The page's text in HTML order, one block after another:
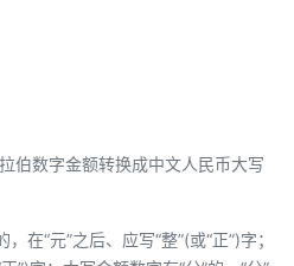
伯数字金额转换成中文人民币大写
在“元”之后、应写“整”(或“正”)字；